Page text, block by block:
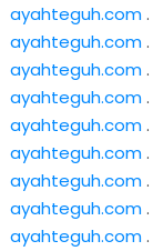
ayahteguh.com.
ayahteguh.com.
ayahteguh.com.
ayahteguh.com.
ayahteguh.com.
ayahteguh.com.
ayahteguh.com.
ayahteguh.com.
ayahteguh.com.